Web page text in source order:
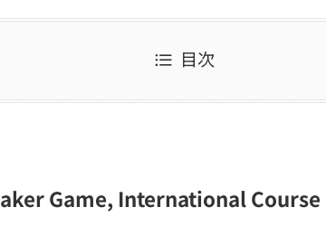
目次
Game, International Course